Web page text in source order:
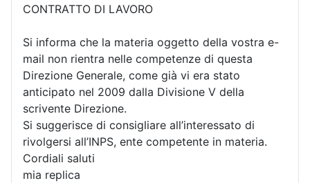
CONTRATTO DI LAVORO
Si informa che la materia oggetto della vostra e-
mail non rientra nelle competenze di questa
Direzione Generale, come già vi era stato
anticipato nel 2009 dalla Divisione V della
scrivente Direzione.
Si suggerisce di consigliare all’interessato di
rivolgersi all’INPS, ente competente in materia.
Cordiali saluti
mia replica